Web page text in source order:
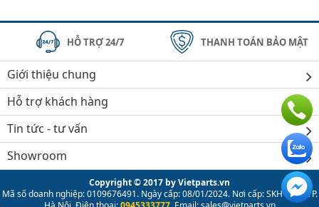
HỖ TRỢ 24/7 THANH TOÁN BẢO MẬT
Giới thiệu chung
Hỗ trợ khách hàng
Tin tức - tư vấn
Showroom
Copyright © 2017 by Vietparts.vn
Mã số doanh nghiệp: 0109676491. Ngày cấp: 08/01/2024. Nơi cấp: SKH & ĐT TP.